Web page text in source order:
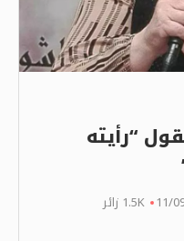
“رأيته
11/ 1.5K زائر